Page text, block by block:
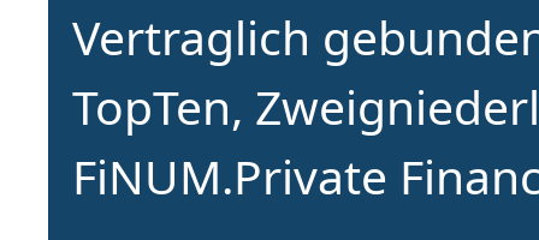
Vertraglich
TopTen,
FiNUM.Private